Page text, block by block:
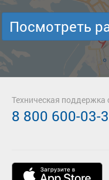
Посмотреть
Техническая поддержка
8 800 600-03-